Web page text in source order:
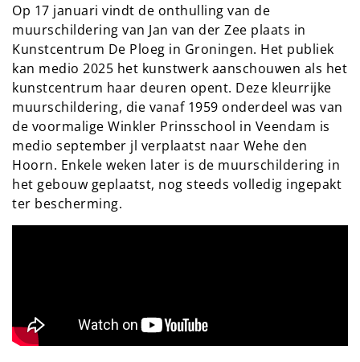
Op 17 januari vindt de onthulling van de
muurschildering van Jan van der Zee plaats in
Kunstcentrum De Ploeg in Groningen. Het publiek
kan medio 2025 het kunstwerk aanschouwen als het
kunstcentrum haar deuren opent. Deze kleurrijke
muurschildering, die vanaf 1959 onderdeel was van
de voormalige Winkler Prinsschool in Veendam is
medio september jl verplaatst naar Wehe den
Hoorn. Enkele weken later is de muurschildering in
het gebouw geplaatst, nog steeds volledig ingepakt
ter bescherming.